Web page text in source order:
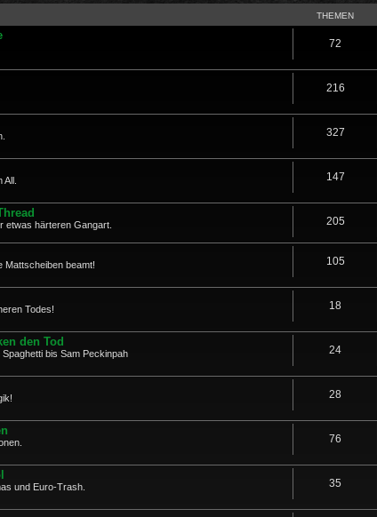
THEMEN
72
216
327
147
etwas härteren Gangart.
205
Mattscheiben beamt! 105
Todes! 18
den Tod
bis Sam Peckinpah 24
28
76
und Euro-Trash. 35